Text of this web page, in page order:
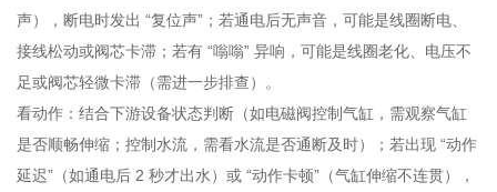
声），断电时发出 “复位声”；若通电后无声音，可能是线圈断电、
接线松动或阀芯卡滞；若有 “嗡嗡” 异响，可能是线圈老化、电压不
足或阀芯轻微卡滞（需进一步排查）。
看动作：结合下游设备状态判断（如电磁阀控制气缸，需观察气缸
是否顺畅伸缩；控制水流，需看水流是否通断及时）；若出现 “动作
延迟”（如通电后 2 秒才出水）或 “动作卡顿”（气缸伸缩不连贯），